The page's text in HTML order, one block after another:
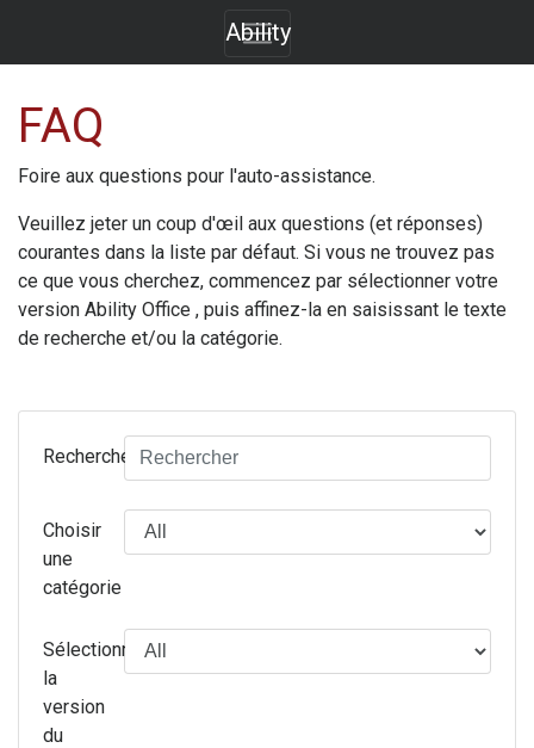
Ability
FAQ
Foire aux questions pour l'auto-assistance.
Veuillez jeter un coup d'œil aux questions (et réponses)
courantes dans la liste par défaut. Si vous ne trouvez pas
ce que vous cherchez, commencez par sélectionner votre
version Ability Office , puis affinez-la en saisissant le texte
de recherche et/ou la catégorie.
Rechercher
Choisir
une
catégorie
Sélectionnez
la
version
du